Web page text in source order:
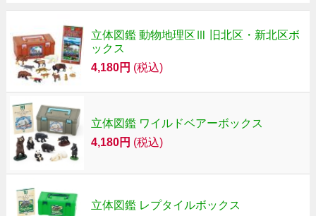
立体図鑑 動物地理区Ⅲ 旧北区・新北区ボ
ックス
4,180円 (税込)
立体図鑑 ワイルドベアーボックス
4,180円 (税込)
立体図鑑 レプタイルボックス